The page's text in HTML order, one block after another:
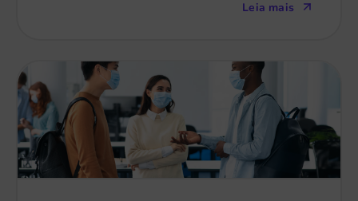
Leia mais